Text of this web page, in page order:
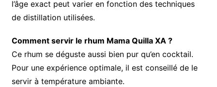
l’âge exact peut varier en fonction des techniques
de distillation utilisées.
Comment servir le rhum Mama Quilla XA ?
Ce rhum se déguste aussi bien pur qu’en cocktail.
Pour une expérience optimale, il est conseillé de le
servir à température ambiante.